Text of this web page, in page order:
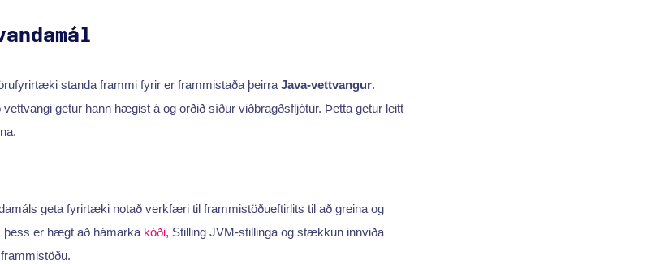
standa frammi fyrir er frammistaða þeirraJava-vettvangur.
getur hann hægist á og orðið síður viðbragðsfljótur. Þetta getur leitt
geta fyrirtæki notað verkfæri til frammistöðueftirlits til að greina og
þess er hægt að hámarka kóði, Stilling JVM-stillinga og stækkun innviða